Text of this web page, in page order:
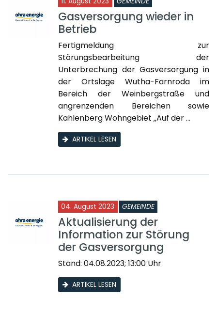
Gasversorgung wieder in
Betrieb
Fertigmeldung zur
Störungsbearbeitung der
Unterbrechung der Gasversorgung in
der Ortslage Wutha-Farnroda im
Bereich der Weinbergstraße und
angrenzenden Bereichen sowie
Kahlenberg Wohngebiet „Auf der ...
ARTIKEL LESEN
04. August 2023 GEMEINDE
Aktualisierung der
Information zur Störung
der Gasversorgung
Stand: 04.08.2023; 13:00 Uhr
ARTIKEL LESEN